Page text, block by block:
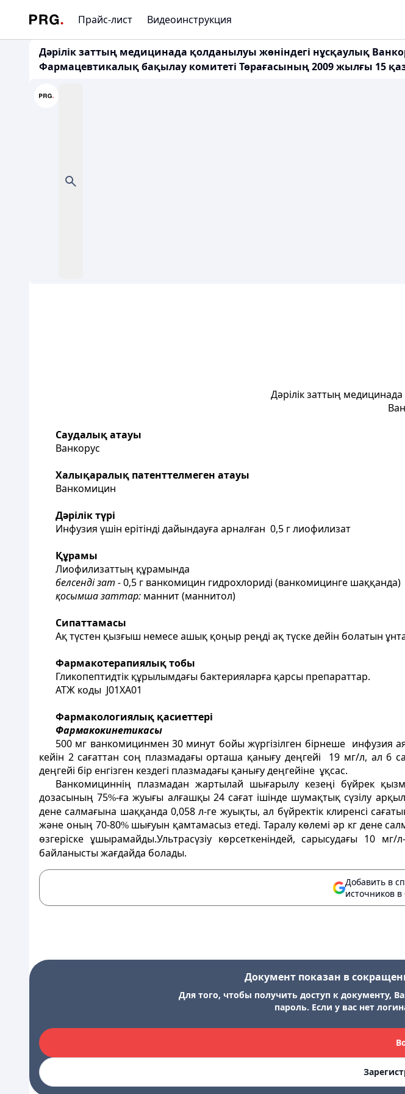
Прайс-лист Видеоинструкция
Дәрілік заттың медицинада қолданылуы жөніндегі нұсқаулық
Фармацевтикалық бақылау комитеті Төрағасының 2009 жылғы 15
Дәрілік заттың
Саудалық атауы
Ванкорус
Халықаралық патенттелмеген атауы
Ванкомицин
Дәрілік түрі
Инфузия үшін ерітінді дайындауға арналған 0,5 г лиофилизат
Құрамы
Лиофилизаттың құрамында
белсенді зат -0,5 г ванкомицин гидрохлориді (ванкомицинге шаққанда)
қосымша заттар:маннит (маннитол)
Сипаттамасы
Ақ түстен қызғыш немесе ашық қоңыр реңді ақ түске дейін болатын
Фармакотерапиялық тобы
Гликопептидтік құрылымдағы бактерияларға қарсы препараттар.
АТЖ коды J01XA01
Фармакологиялық қасиеттері
Фармакокинетикасы
500 мг ванкомицинмен 30 минут бойы жүргізілген бірнеше инфузия
кейін 2 сағаттан соң плазмадағы орташа қанығу деңгейі 19 мг/л, ал 6
деңгейі бір енгізген кездегі плазмадағы қанығу деңгейіне ұқсас.
Ванкомициннің плазмадан жартылай шығарылу кезеңі бүйрек
дозасының 75%-ға жуығы алғашқы 24 сағат ішінде шумақтық сүзілу
дене салмағына шаққанда 0,058 л-ге жуықты, ал бүйректік клиренсі
және оның 70-80%шығуын қамтамасыз етеді. Таралу көлемі әр кг дене
өзгеріске ұшырамайды.Ультрасүзіу көрсеткеніндей, сарысудағы 10
байланысты жағдайда болады.
Добавить в
источников в
Документ показан в
Для того, чтобы получить доступ к документу,
пароль. Если у вас нет